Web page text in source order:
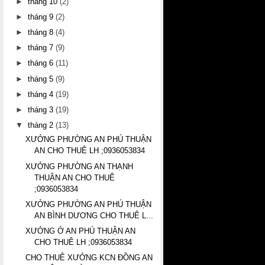
►tháng 9(2)
►tháng 8(4)
►tháng 7(9)
►tháng 6(11)
►tháng 5(9)
►tháng 4(19)
►tháng 3(19)
▼
tháng 2(13)
XƯỞNG PHƯỜNG AN PHÚ THUẬN
AN CHO THUÊ LH ;0936053834
XƯỞNG PHƯỜNG AN THẠNH
THUẬN AN CHO THUÊ
;0936053834
XƯỞNG PHƯỜNG AN PHÚ THUẬN
AN BÌNH DƯƠNG CHO THUÊ L...
XƯỞNG Ở AN PHÚ THUẬN AN
CHO THUÊ LH ;0936053834
CHO THUÊ XƯỞNG KCN ĐỒNG AN